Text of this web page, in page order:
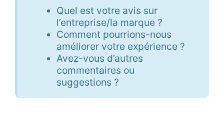
Quel est votre avis sur
l’entreprise/la marque ?
Comment pourrions-nous
améliorer votre expérience ?
Avez-vous d’autres
commentaires ou
suggestions ?